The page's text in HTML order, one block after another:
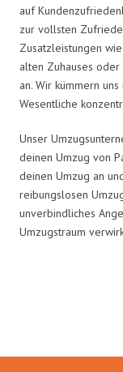
auf
zur vollsten
Zusatzleistungen
alten Zuhauses
an. Wir kümmern
Wesentliche
Unser
deinen Umzug von
deinen Umzug an
reibungslosen
unverbindliches
Umzugstraum